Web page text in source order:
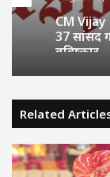
CM
37 सांसद
बहिष्कार
Related